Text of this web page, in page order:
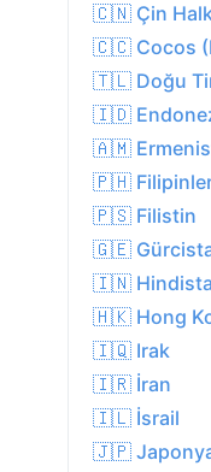
🇨🇳 Çin
🇨🇨 Cocos
🇹🇱 Doğu
🇮🇩
🇦🇲
🇵🇭
🇵🇸 Filistin
🇬🇪
🇮🇳
🇭🇰 Hong
🇮🇶 Irak
🇮🇷 İran
🇮🇱 İsrail
🇯🇵